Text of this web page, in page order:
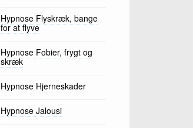
Hypnose Flyskræk, bange
for at flyve
Hypnose Fobier, frygt og
skræk
Hypnose Hjerneskader
Hypnose Jalousi